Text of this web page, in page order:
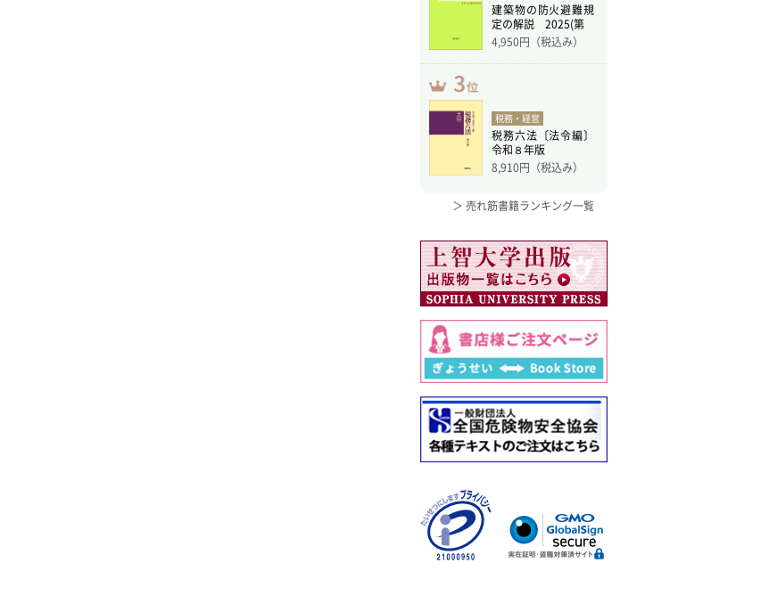
建築物の防火避難規
定の解説 2025(第
4,950円（税込み）
税務・経営
税務六法〔法令編〕
令和８年版
8,910円（税込み）
＞ 売れ筋書籍ランキング一覧